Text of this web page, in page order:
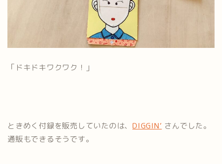
「ドキドキワクワク！」
ときめく付録を販売していたのは、DIGGIN’ さんでした。
通販もできるそうです。